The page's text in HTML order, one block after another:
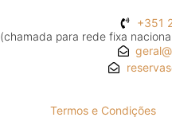
+351
(chamada para rede fixa
Termos e Condições